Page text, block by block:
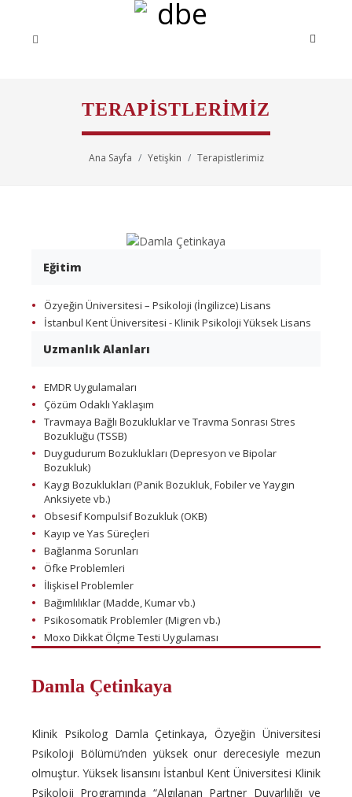
TERAPISTLERIMIZ
Ana Sayfa Yetişkin Terapistlerimiz
Eğitim
Özyeğin Üniversitesi – Psikoloji (İngilizce) Lisans
İstanbul Kent Üniversitesi - Klinik Psikoloji Yüksek Lisans
Uzmanlık Alanları
EMDR Uygulamaları
Çözüm Odaklı Yaklaşım
Travmaya Bağlı Bozukluklar ve Travma Sonrası Stres
Bozukluğu (TSSB)
Duygudurum Bozuklukları (Depresyon ve Bipolar
Bozukluk)
Kaygı Bozuklukları (Panik Bozukluk, Fobiler ve Yaygın
Anksiyete vb.)
Obsesif Kompulsif Bozukluk (OKB)
Kayıp ve Yas Süreçleri
Bağlanma Sorunları
Öfke Problemleri
İlişkisel Problemler
Bağımlılıklar (Madde, Kumar vb.)
Psikosomatik Problemler (Migren vb.)
Moxo Dikkat Ölçme Testi Uygulaması
Damla Çetinkaya
Klinik Psikolog Damla Çetinkaya, Özyeğin Üniversitesi
Psikoloji Bölümü’nden yüksek onur derecesiyle mezun
olmuştur. Yüksek lisansını İstanbul Kent Üniversitesi Klinik
Psikoloji Programında “Algılanan Partner Duyarlılığı ve